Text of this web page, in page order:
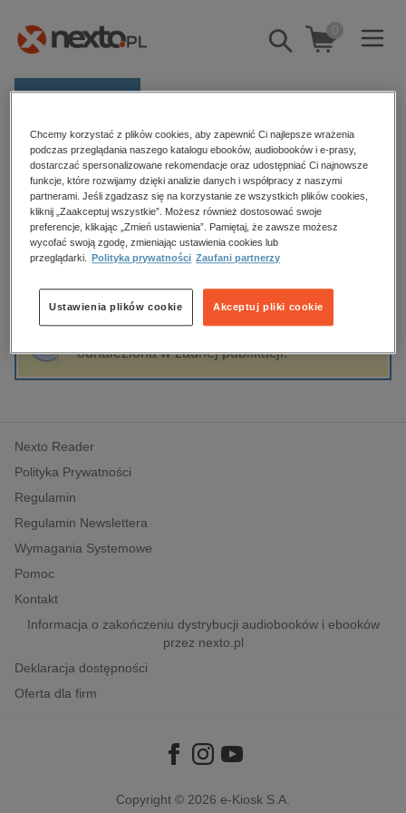
Pokaż/schowaj
wyszukiwarkę
0
E-prasa
Kategorie
Zobacz wszystkie E-prasa
budownictwo, aranżacja wnętrz
biznesowe, branżowe, gospodarka
edukacja
hobby, sport, rozrywka
komputery, internet, technologie, informatyka
polityka, społeczno-informacyjne
psychologiczne
inne
popularno-naukowe
historia
Strona główna Jerzy Dembski
Jerzy Dembski
Sortowanie Filtrowanie
odnaleziona w żadnej publikacji.
Nexto Reader
Polityka Prywatności
Regulamin
Regulamin Newslettera
Wymagania Systemowe
Pomoc
Kontakt
Informacja o zakończeniu dystrybucji audiobooków i ebooków
przez nexto.pl
Deklaracja dostępności
Oferta dla firm
Copyright © 2026 e-Kiosk S.A.
Chcemy korzystać z plików cookies, aby zapewnić Ci najlepsze wrażenia
podczas przeglądania naszego katalogu ebooków, audiobooków i e-prasy,
dostarczać spersonalizowane rekomendacje oraz udostępniać Ci najnowsze
funkcje, które rozwijamy dzięki analizie danych i współpracy z naszymi
partnerami. Jeśli zgadzasz się na korzystanie ze wszystkich plików cookies,
kliknij „Zaakceptuj wszystkie”. Możesz również dostosować swoje
preferencje, klikając „Zmień ustawienia”. Pamiętaj, że zawsze możesz
wycofać swoją zgodę, zmieniając ustawienia cookies lub
przeglądarki.
Polityka prywatności Zaufani partnerzy
Akceptuj pliki cookie
Ustawienia plików cookie